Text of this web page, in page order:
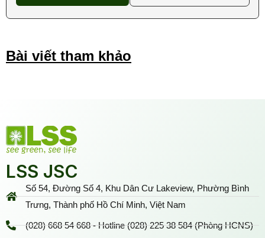
Bài viết tham khảo
LSS JSC
Số 54, Đường Số 4, Khu Dân Cư Lakeview, Phường Bình
Trưng, Thành phố Hồ Chí Minh, Việt Nam
(028) 668 54 668 - Hotline (028) 225 38 584 (Phòng HCNS)